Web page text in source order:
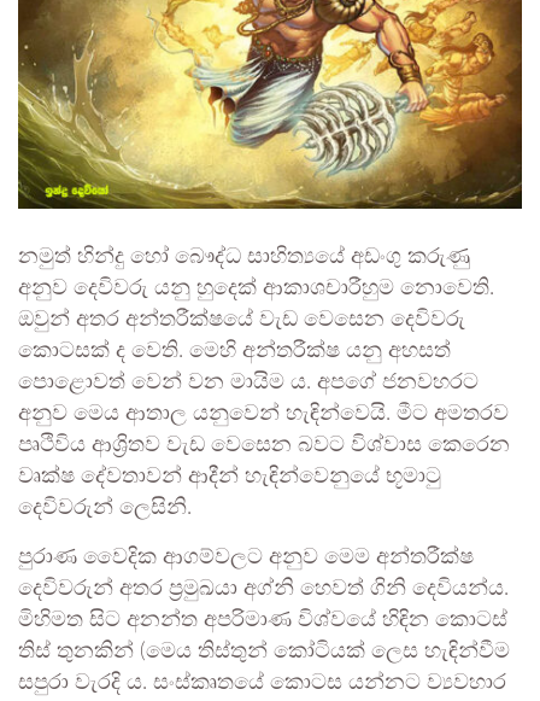
නමුත් හින්දු හෝ බෞද්ධ සාහිත්‍යයේ අඩංගු කරුණු
අනුව දෙවිවරු යනු හුදෙක් ආකාශචාරීහුම නොවෙති.
ඔවුන් අතර අන්තරීක්ෂයේ වැඩ වෙසෙන දෙවිවරු
කොටසක් ද වෙති. මෙහි අන්තරීක්ෂ යනු අහසත්
පොළොවත් වෙන් වන මායිම ය. අපගේ ජනවහරට
අනුව මෙය ආතාල යනුවෙන් හැඳින්වෙයි. මීට අමතරව
පෘථිවිය ආශ්‍රිතව වැඩ වෙසෙන බවට විශ්වාස කෙරෙන
වෘක්ෂ දේවතාවන් ආදීන් හැඳින්වෙනුයේ භූමාටු
දෙවිවරුන් ලෙසිනි.
පුරාණ වෛදික ආගම්වලට අනුව මෙම අන්තරීක්ෂ
දෙවිවරුන් අතර ප්‍රමුඛයා අග්නි හෙවත් ගිනි දෙවියන්ය.
මිහිමත සිට අනන්ත අපරිමාණ විශ්වයේ හිඳින කොටස්
තිස් තුනකින් (මෙය තිස්තුන් කෝටියක් ලෙස හැඳින්වීම
සපුරා වැරදි ය. සංස්කෘතයේ කොටස යන්නට ව්‍යවහාර